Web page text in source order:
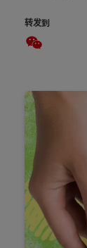
转发到